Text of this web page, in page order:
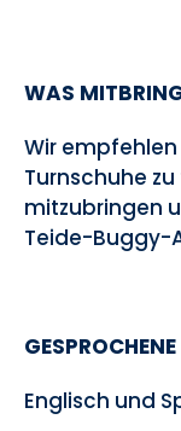
WAS
Wir
Turnschuhe
mitzubringen
Teide-Buggy-
Englisch und